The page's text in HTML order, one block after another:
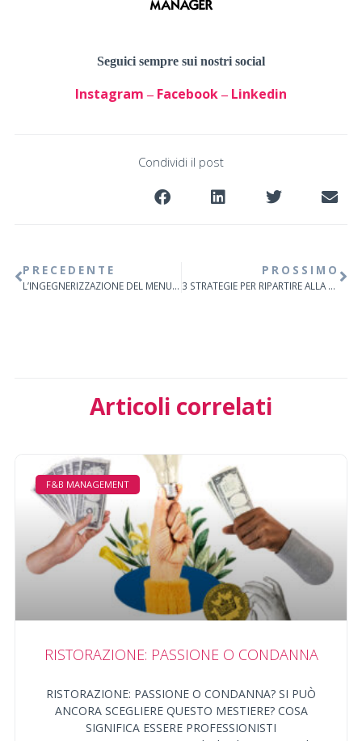
Seguici sempre sui nostri social
Instagram – Facebook– Linkedin
Condividi il post
PRECEDENTE
L’INGEGNERIZZAZIONE DEL MENU. A CURA DI CLAUDIO DI BERNARDO
PROSSIMO
3 STRATEGIE PER RIPARTIRE ALLA GRANDE. I CONSIGLI PER L’HORECA DI GIUSEPPE ARDITI
Articoli correlati
F&B MANAGEMENT
RISTORAZIONE: PASSIONE O CONDANNA
RISTORAZIONE: PASSIONE O CONDANNA? SI PUÒ
ANCORA SCEGLIERE QUESTO MESTIERE? COSA
SIGNIFICA ESSERE PROFESSIONISTI